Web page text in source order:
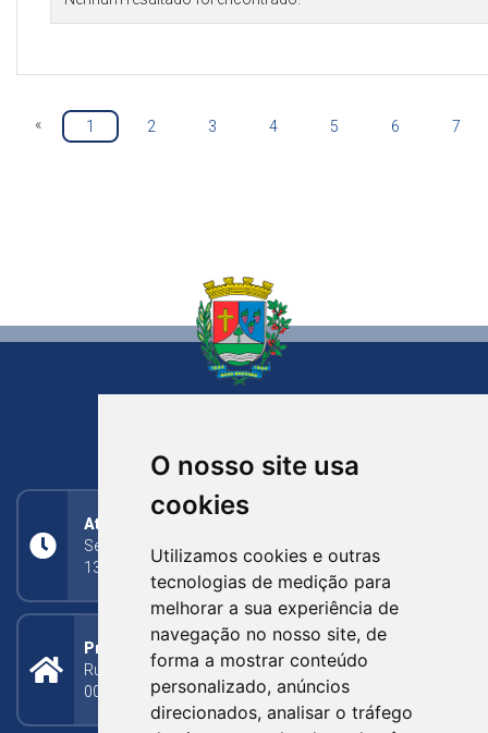
O nosso site usa
cookies
Utilizamos cookies e outras
tecnologias de medição para
melhorar a sua experiência de
navegação no nosso site, de
forma a mostrar conteúdo
personalizado, anúncios
direcionados, analisar o tráfego
« 1 2 3 4 5 6 7
Atendimento
Segunda a Sexta: 8h às 11h30min (manhã);
13h30min às 17h (tarde)
Prefeitura Municipal
Rua Silva Jardim, 505 - Bairro Centro - CEP: 95340-
000